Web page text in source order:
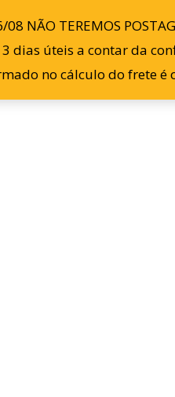
NÃO TEREMOS
dias úteis a contar da
no cálculo do frete